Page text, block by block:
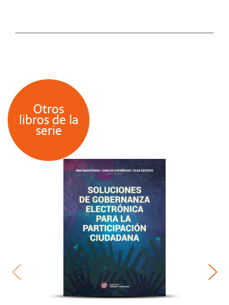
Otros
libros de la
serie